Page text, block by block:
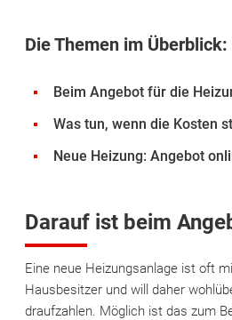
Die Themen im Überblick:
Beim Angebot für die
Was tun, wenn die Kosten
Neue Heizung: Angebot
Darauf ist beim
Eine neue Heizungsanlage ist oft
Hausbesitzer und will daher
draufzahlen. Möglich ist das zum